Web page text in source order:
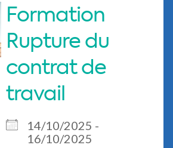
Formation
Rupture du
contrat de
travail
14/10/2025 -
16/10/2025